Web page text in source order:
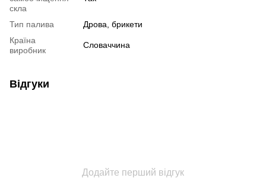
скла
Тип палива
Дрова, брикети
Країна
виробник
Словаччина
Відгуки
Додайте перший відгук